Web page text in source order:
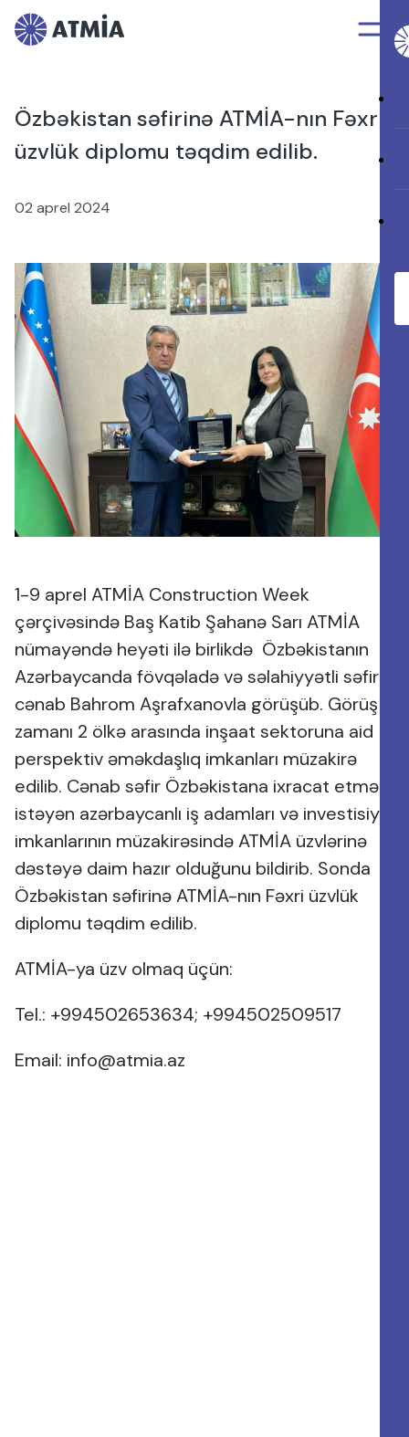
Özbəkistan səfirinə ATMİA-nın Fəxri
üzvlük diplomu təqdim edilib.
02 aprel 2024
1-9 aprel ATMİA Construction Week
çərçivəsində Baş Katib Şahanə Sarı ATMİA
nümayəndə heyəti ilə birlikdə Özbəkistanın
Azərbaycanda fövqəladə və səlahiyyətli səfiri
cənab Bahrom Aşrafxanovla görüşüb. Görüş
zamanı 2 ölkə arasında inşaat sektoruna aid
perspektiv əməkdaşlıq imkanları müzakirə
edilib. Cənab səfir Özbəkistana ixracat etmək
istəyən azərbaycanlı iş adamları və investisiya
imkanlarının müzakirəsində ATMİA üzvlərinə
dəstəyə daim hazır olduğunu bildirib. Sonda
Özbəkistan səfirinə ATMİA-nın Fəxri üzvlük
diplomu təqdim edilib.
ATMİA-ya üzv olmaq üçün:
Tel.: +994502653634; +994502509517
Email: info@atmia.az